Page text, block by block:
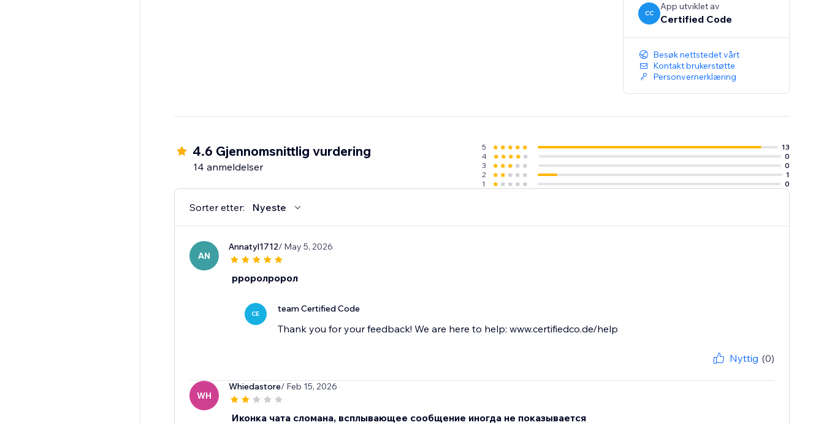
CC
App utviklet av
Certified Code
Besøk nettstedet vårt
Kontakt brukerstøtte
Personvernerklæring
4.6 Gjennomsnittlig vurdering
14 anmeldelser
5
13
4
0
3
0
2
1
1
0
Sorter etter: Nyeste
AN
Annatyl1712/ May 5, 2026
рроролророл
CE team Certified Code
Thank you for your feedback! We are here to help: www.certifiedco.de/help
Nyttig (0)
WH
Whiedastore/ Feb 15, 2026
Иконка чата сломана, всплывающее сообщение иногда не показывается